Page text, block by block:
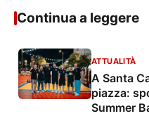
Continua a leggere
ATTUALITÀ
A Santa
piazza:
Summer